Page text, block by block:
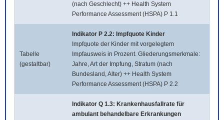
(nach Geschlecht) ++ Health System
Performance Assessment (HSPA) P 1.1
Tabelle
(gestaltbar)
Indikator P 2.2: Impfquote Kinder
Impfquote der Kinder mit vorgelegtem
Impfausweis in Prozent. Gliederungsmerkmale:
Jahre, Art der Impfung, Stratum (nach
Bundesland, Alter) ++ Health System
Performance Assessment (HSPA) P 2.2
Indikator Q 1.3: Krankenhausfallrate für
ambulant behandelbare Erkrankungen